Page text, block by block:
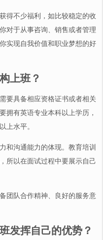
得不少福利，如比较稳定的收
对于从事咨询、销售或者管理
实现自我价值和职业梦想的好
上班？
要具备相应资格证书或者相关
拥有英语专业本科以上学历，
上水平。
和沟通能力的体现。教育培训
所以在面试过程中要展示自己
团队合作精神、良好的服务意
发挥自己的优势？